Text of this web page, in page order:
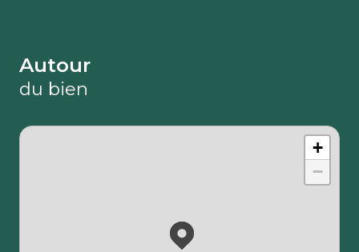
Autour
du bien
+
−